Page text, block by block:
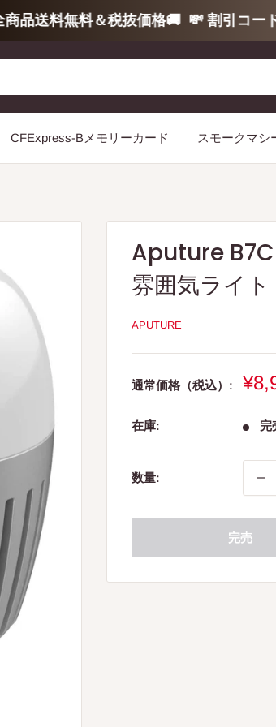
送料無料＆税抜価格🚚 💸 割引コードで
CFExpress-Bメモリーカード スモークマシ
Aputure B7C
雰囲気ライト
APUTURE
通常価格（税込）:
販
価
在庫: 完
数量:
完売